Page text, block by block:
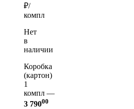
₽/
компл
Нет
в
наличии
Коробка
(картон)
1
компл —
3 79000